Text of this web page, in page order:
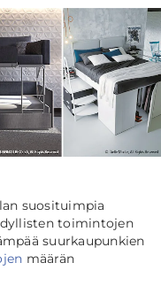
suosituimpia
toimintojen
suurkaupunkien
määrän